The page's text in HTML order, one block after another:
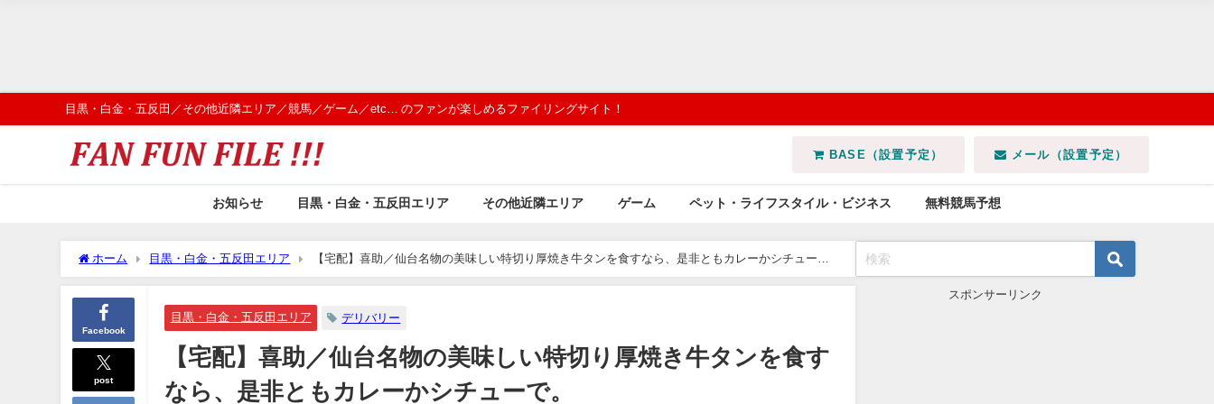
目黒・白金・五反田／その他近隣エリア／競馬／ゲーム／etc… のファンが楽しめるファイリングサイト！
BASE（設置予定） メール（設置予定）
お知らせ 目黒・白金・五反田エリア その他近隣エリア ゲーム ペット・ライフスタイル・ビジネス 無料競馬予想
ホーム 目黒・白金・五反田エリア
【宅配】喜助／仙台名物の美味しい特切り厚焼き牛タンを食すなら、是非ともカレーかシチュー
で。
Facebook
post
目黒・白金・五反田エリア デリバリー
【宅配】喜助／仙台名物の美味しい特切り厚焼き牛タンを食す
なら、是非ともカレーかシチューで。
スポンサーリンク